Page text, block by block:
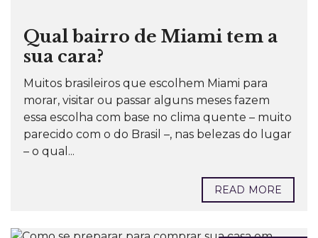
Qual bairro de Miami tem a
sua cara?
Muitos brasileiros que escolhem Miami para
morar, visitar ou passar alguns meses fazem
essa escolha com base no clima quente – muito
parecido com o do Brasil –, nas belezas do lugar
– o qual...
READ MORE